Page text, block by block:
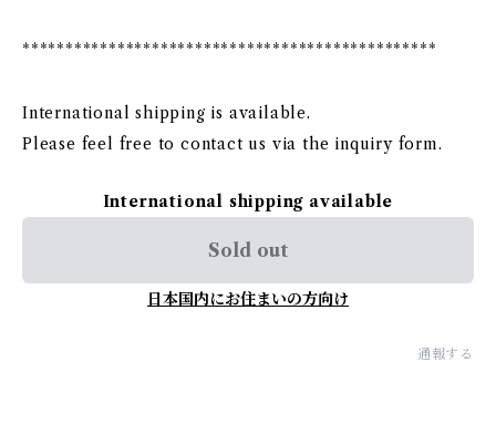
************************************************
International shipping is available.
Please feel free to contact us via the inquiry form.
International shipping available
Sold out
日本国内にお住まいの方向け
通報する